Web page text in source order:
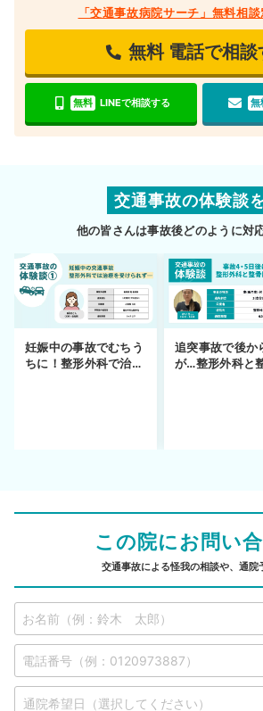
「交通事故病院サーチ」無料相
無料 電話で相談
無料 LINEで相談する 無
交通事故の体験談
他の皆さんは事故後どのように対
妊娠中の事故でむちう
ちに！整形外科で治療
追突事故で後か
が…整形外科と
この院にお問い
交通事故による怪我の相談や、通院